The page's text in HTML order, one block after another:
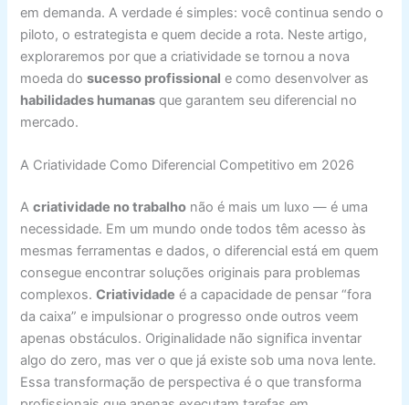
em demanda. A verdade é simples: você continua sendo o
piloto, o estrategista e quem decide a rota. Neste artigo,
exploraremos por que a criatividade se tornou a nova
moeda dosucesso profissional e como desenvolver as
habilidades humanas que garantem seu diferencial no
mercado.
A Criatividade Como Diferencial Competitivo em 2026
Acriatividade no trabalho não é mais um luxo — é uma
necessidade. Em um mundo onde todos têm acesso às
mesmas ferramentas e dados, o diferencial está em quem
consegue encontrar soluções originais para problemas
complexos.Criatividade é a capacidade de pensar “fora
da caixa” e impulsionar o progresso onde outros veem
apenas obstáculos. Originalidade não significa inventar
algo do zero, mas ver o que já existe sob uma nova lente.
Essa transformação de perspectiva é o que transforma